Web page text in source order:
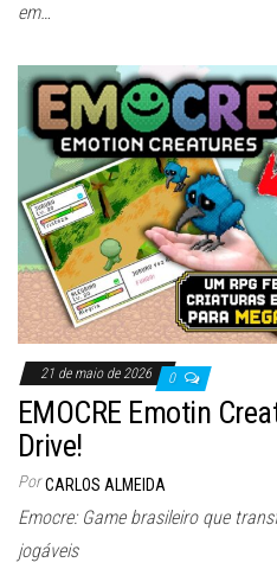
em…
21 de maio de 2026 0
EMOCRE Emotin
Drive!
Por CARLOS ALMEIDA
Emocre: Game brasileiro que
jogáveis